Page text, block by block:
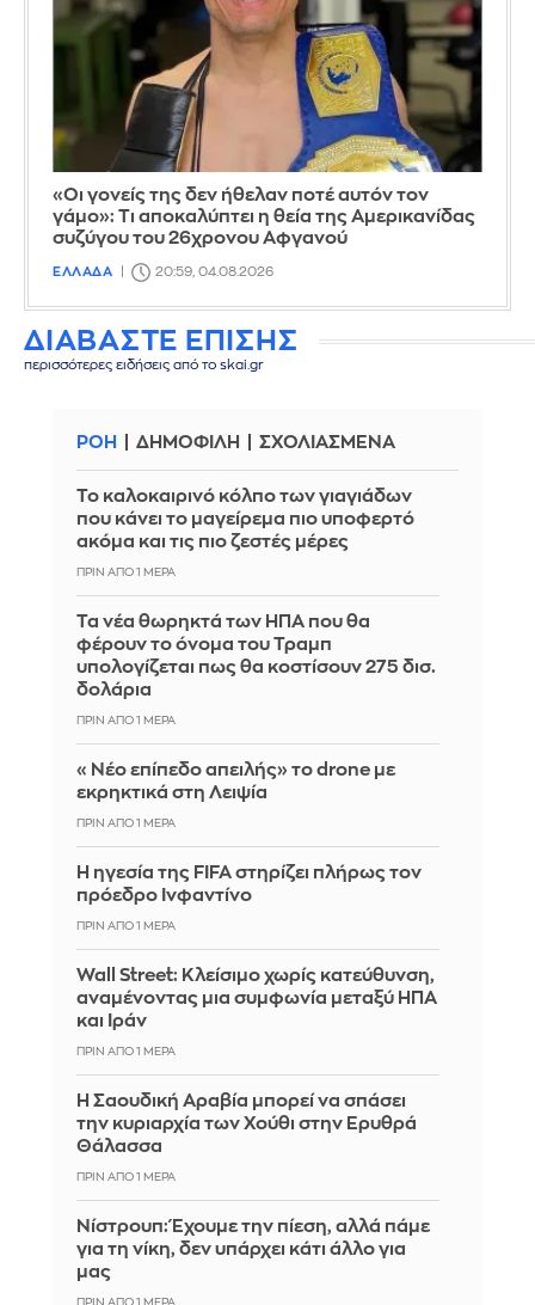
«Οι γονείς της δεν ήθελαν ποτέ αυτόν τον
γάμο»: Τι αποκαλύπτει η θεία της Αμερικανίδας
συζύγου του 26χρονου Αφγανού
ΕΛΛΑΔΑ 20:59, 04.08.2026
ΔΙΑΒΑΣΤΕ ΕΠΙΣΗΣ
περισσότερες ειδήσεις από το skai.gr
ΡΟΗ ΔΗΜΟΦΙΛΗ ΣΧΟΛΙΑΣΜΕΝΑ
Το καλοκαιρινό κόλπο των γιαγιάδων
που κάνει το μαγείρεμα πιο υποφερτό
ακόμα και τις πιο ζεστές μέρες
ΠΡΙΝ ΑΠΌ 1 ΜΈΡΑ
Τα νέα θωρηκτά των ΗΠΑ που θα
φέρουν το όνομα του Τραμπ
υπολογίζεται πως θα κοστίσουν 275 δισ.
δολάρια
ΠΡΙΝ ΑΠΌ 1 ΜΈΡΑ
«Νέο επίπεδο απειλής» το drone με
εκρηκτικά στη Λειψία
ΠΡΙΝ ΑΠΌ 1 ΜΈΡΑ
Η ηγεσία της FIFA στηρίζει πλήρως τον
πρόεδρο Ινφαντίνο
ΠΡΙΝ ΑΠΌ 1 ΜΈΡΑ
Wall Street: Κλείσιμο χωρίς κατεύθυνση,
αναμένοντας μια συμφωνία μεταξύ ΗΠΑ
και Ιράν
ΠΡΙΝ ΑΠΌ 1 ΜΈΡΑ
Η Σαουδική Αραβία μπορεί να σπάσει
την κυριαρχία των Χούθι στην Ερυθρά
Θάλασσα
ΠΡΙΝ ΑΠΌ 1 ΜΈΡΑ
Νίστρουπ: Έχουμε την πίεση, αλλά πάμε
για τη νίκη, δεν υπάρχει κάτι άλλο για
μας